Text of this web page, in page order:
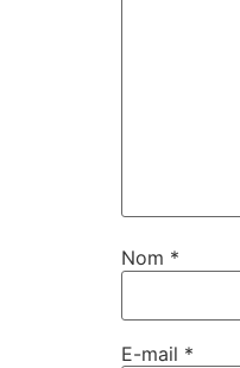
Nom *
E-mail *